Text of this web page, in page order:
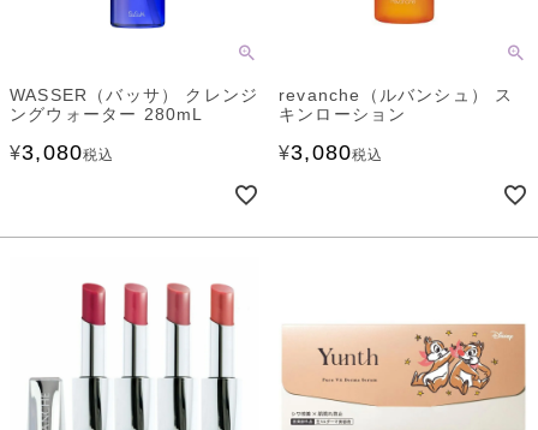
WASSER（バッサ） クレンジ
ングウォーター 280mL
¥3,080税込
revanche（ルバンシュ） ス
キンローション
¥3,080税込